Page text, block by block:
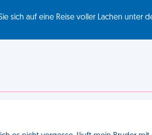
sich auf eine Reise voller Lachen unter